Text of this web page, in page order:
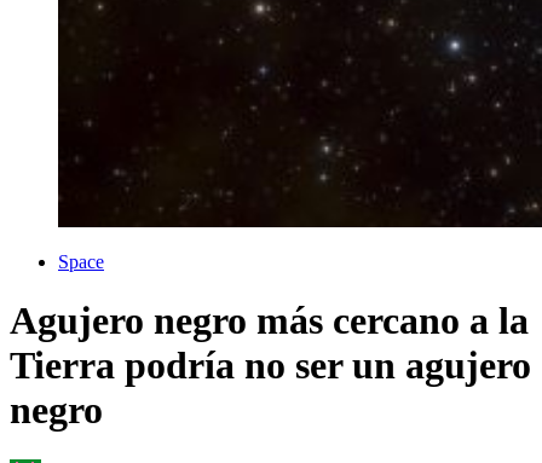
Space
Agujero negro más cercano a la
Tierra podría no ser un agujero
negro